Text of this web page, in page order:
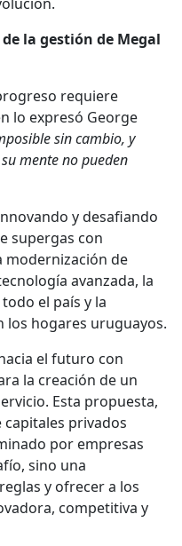
la gestión de Megal
requiere
lo expresó George
sin cambio, y
mente no pueden
y desafiando
supergas con
modernización de
avanzada, la
el país y la
los hogares uruguayos.
el futuro con
la creación de un
Esta propuesta,
privados
por empresas
sino una
y ofrecer a los
competitiva y